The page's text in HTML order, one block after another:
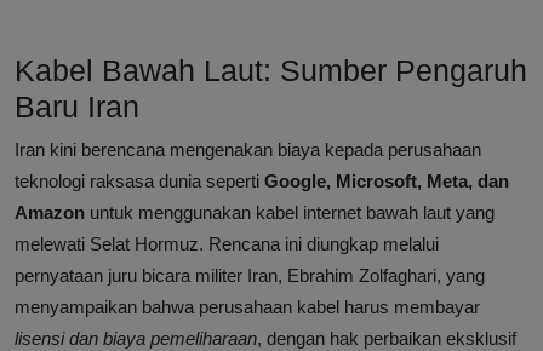
Kabel Bawah Laut: Sumber Pengaruh
Baru Iran
Iran kini berencana mengenakan biaya kepada perusahaan
teknologi raksasa dunia seperti Google, Microsoft, Meta, dan
Amazon untuk menggunakan kabel internet bawah laut yang
melewati Selat Hormuz. Rencana ini diungkap melalui
pernyataan juru bicara militer Iran, Ebrahim Zolfaghari, yang
menyampaikan bahwa perusahaan kabel harus membayar
lisensi dan biaya pemeliharaan, dengan hak perbaikan eksklusif